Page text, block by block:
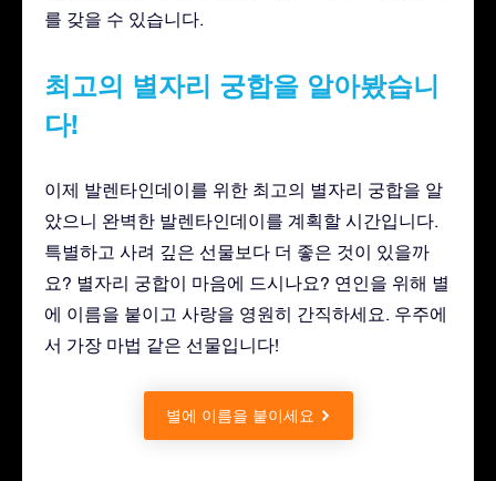
를 갖을 수 있습니다.
최고의 별자리 궁합을 알아봤습니
다!
이제 발렌타인데이를 위한 최고의 별자리 궁합을 알
았으니 완벽한 발렌타인데이를 계획할 시간입니다.
특별하고 사려 깊은 선물보다 더 좋은 것이 있을까
요? 별자리 궁합이 마음에 드시나요? 연인을 위해 별
에 이름을 붙이고 사랑을 영원히 간직하세요. 우주에
서 가장 마법 같은 선물입니다!
별에 이름을 붙이세요